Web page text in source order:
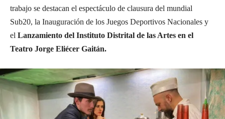
trabajo se destacan el espectáculo de clausura del mundial
Sub20, la Inauguración de los Juegos Deportivos Nacionales y
el Lanzamiento del Instituto Distrital de las Artes en el
Teatro Jorge Eliécer Gaitán.